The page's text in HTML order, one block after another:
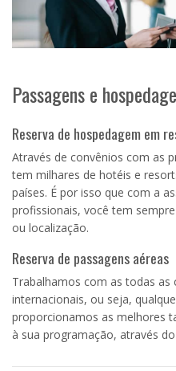
Passagens e
Reserva de hospedagem em
Através de convênios com as
tem milhares de hotéis e
países. É por isso que com a
profissionais, você tem
ou localização.
Reserva de passagens aéreas
Trabalhamos com as todas as
internacionais, ou seja,
proporcionamos as melhores
à sua programação, através